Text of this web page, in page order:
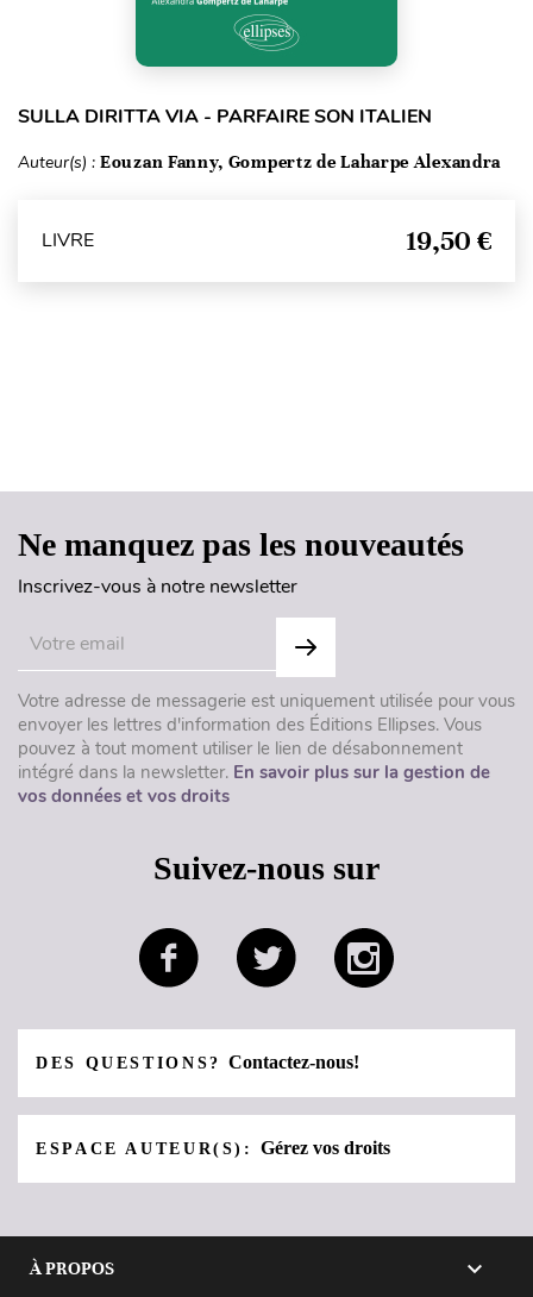
SULLA DIRITTA VIA - PARFAIRE SON ITALIEN
Auteur(s) : Eouzan Fanny, Gompertz de Laharpe Alexandra
LIVRE 19,50 €
Ne manquez pas les nouveautés
Inscrivez-vous à notre newsletter
Votre adresse de messagerie est uniquement utilisée pour vous
envoyer les lettres d'information des Éditions Ellipses. Vous
pouvez à tout moment utiliser le lien de désabonnement
intégré dans la newsletter. En savoir plus sur la gestion de
vos données et vos droits
Suivez-nous sur
DES QUESTIONS?Contactez-nous!
ESPACE AUTEUR(S):Gérez vos droits
À PROPOS 